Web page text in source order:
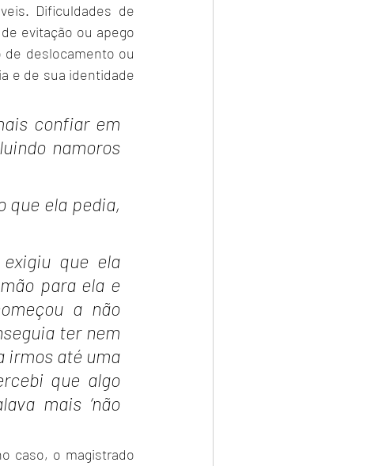
Dificuldades de
evitação ou apego
deslocamento ou
e de sua identidade
confiar em
namoros
que ela pedia,
que ela
para ela e
a não
ter nem
irmos até uma
que algo
mais ‘não
caso, o magistrado